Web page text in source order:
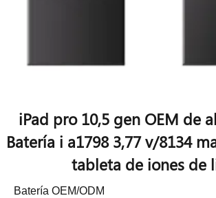
iPad pro 10,5 gen OEM de
Batería i a1798 3,77 v/8134
tableta de iones de
Batería OEM/ODM